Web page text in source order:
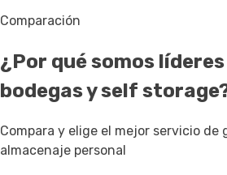
Comparación
¿Por qué somos
bodegas y self
Compara y elige el mejor servicio de
almacenaje personal